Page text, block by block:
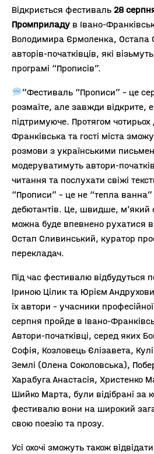
Відкриється фестиваль 28
Промприладув Івано-
Володимира Єрмоленка, Остапа
авторів-початківців, які
програмі “Прописів”.
”Фестиваль “Прописи” – це
розмаїте, але завжди відкрите,
підтримуюче. Протягом
Франківська та гості міста
розмови з українськими
модеруватимуть автори-
читання та послухати свіжі
“Прописи” – це не “тепла
дебютантів. Це, швидше, м’який
можна буде впевнено рухатися
Остап Сливинський, куратор
перекладач.
Під час фестивалю відбудуться
Іриною Цілик та Юрієм
їх автори – учасники
серпня пройде в Івано-
Автори-початківці, серед яких
Софія, Козловець Єлізавета,
Землі (Олена Соколовська),
Харабуга Анастасія, Христенко
Шийко Марта, були відібрані за
фестивалю вони на широкий
свою поезію та прозу.
Усі охочі зможуть також